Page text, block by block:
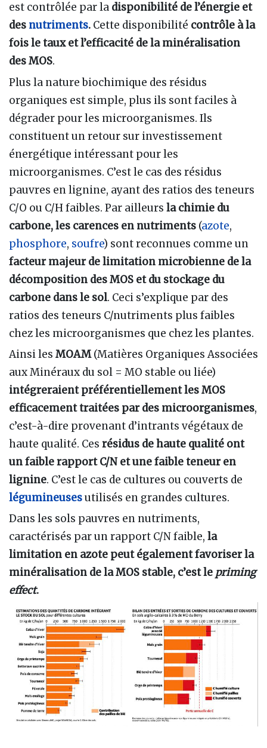
est contrôlée par la disponibilité de l’énergie et
des nutriments. Cette disponibilité contrôle à la
fois le taux et l’efficacité de la minéralisation
des MOS.
Plus la nature biochimique des résidus
organiques est simple, plus ils sont faciles à
dégrader pour les microorganismes. Ils
constituent un retour sur investissement
énergétique intéressant pour les
microorganismes. C’est le cas des résidus
pauvres en lignine, ayant des ratios des teneurs
C/O ou C/H faibles. Par ailleurs la chimie du
carbone, les carences en nutriments (azote,
phosphore, soufre) sont reconnues comme un
facteur majeur de limitation microbienne de la
décomposition des MOS et du stockage du
carbone dans le sol. Ceci s’explique par des
ratios des teneurs C/nutriments plus faibles
chez les microorganismes que chez les plantes.
Ainsi les MOAM(Matières Organiques Associées
aux Minéraux du sol = MO stable ou liée)
intégreraient préférentiellement les MOS
efficacement traitées par des microorganismes,
c’est-à-dire provenant d’intrants végétaux de
haute qualité. Ces résidus de haute qualité ont
unfaible rapport C/N et une faible teneur en
lignine. C’est le cas de cultures ou couverts de
légumineusesutilisés en grandes cultures.
Dans les sols pauvres en nutriments,
caractérisés par un rapport C/N faible, la
limitation en azote peut également favoriser la
minéralisation de la MOS stable, c’est le priming
effect.